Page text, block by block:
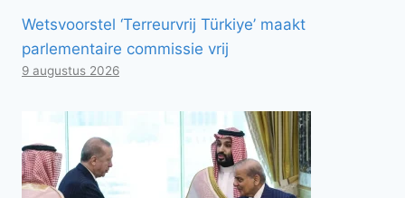
Wetsvoorstel ‘Terreurvrij Türkiye’ maakt
parlementaire commissie vrij
9 augustus 2026